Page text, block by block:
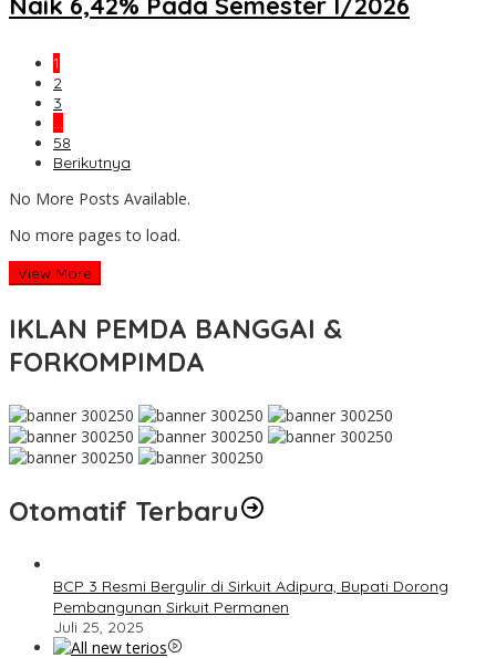
1
2
3
…
58
Berikutnya
No More Posts Available.
No more pages to load.
View More
IKLAN PEMDA BANGGAI &
FORKOMPIMDA
Otomatif Terbaru
BCP 3 Resmi Bergulir di Sirkuit Adipura, Bupati Dorong
Pembangunan Sirkuit Permanen
Juli 25, 2025